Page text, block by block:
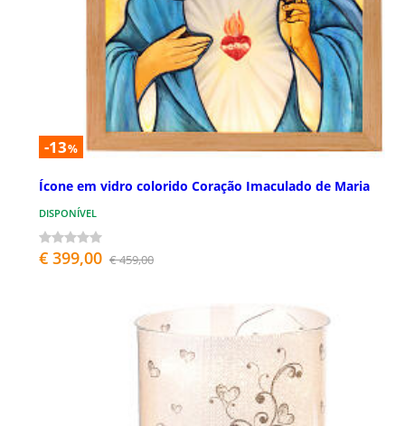
-13%
Ícone em vidro colorido Coração Imaculado de Maria
DISPONÍVEL
€ 399,00 € 459,00